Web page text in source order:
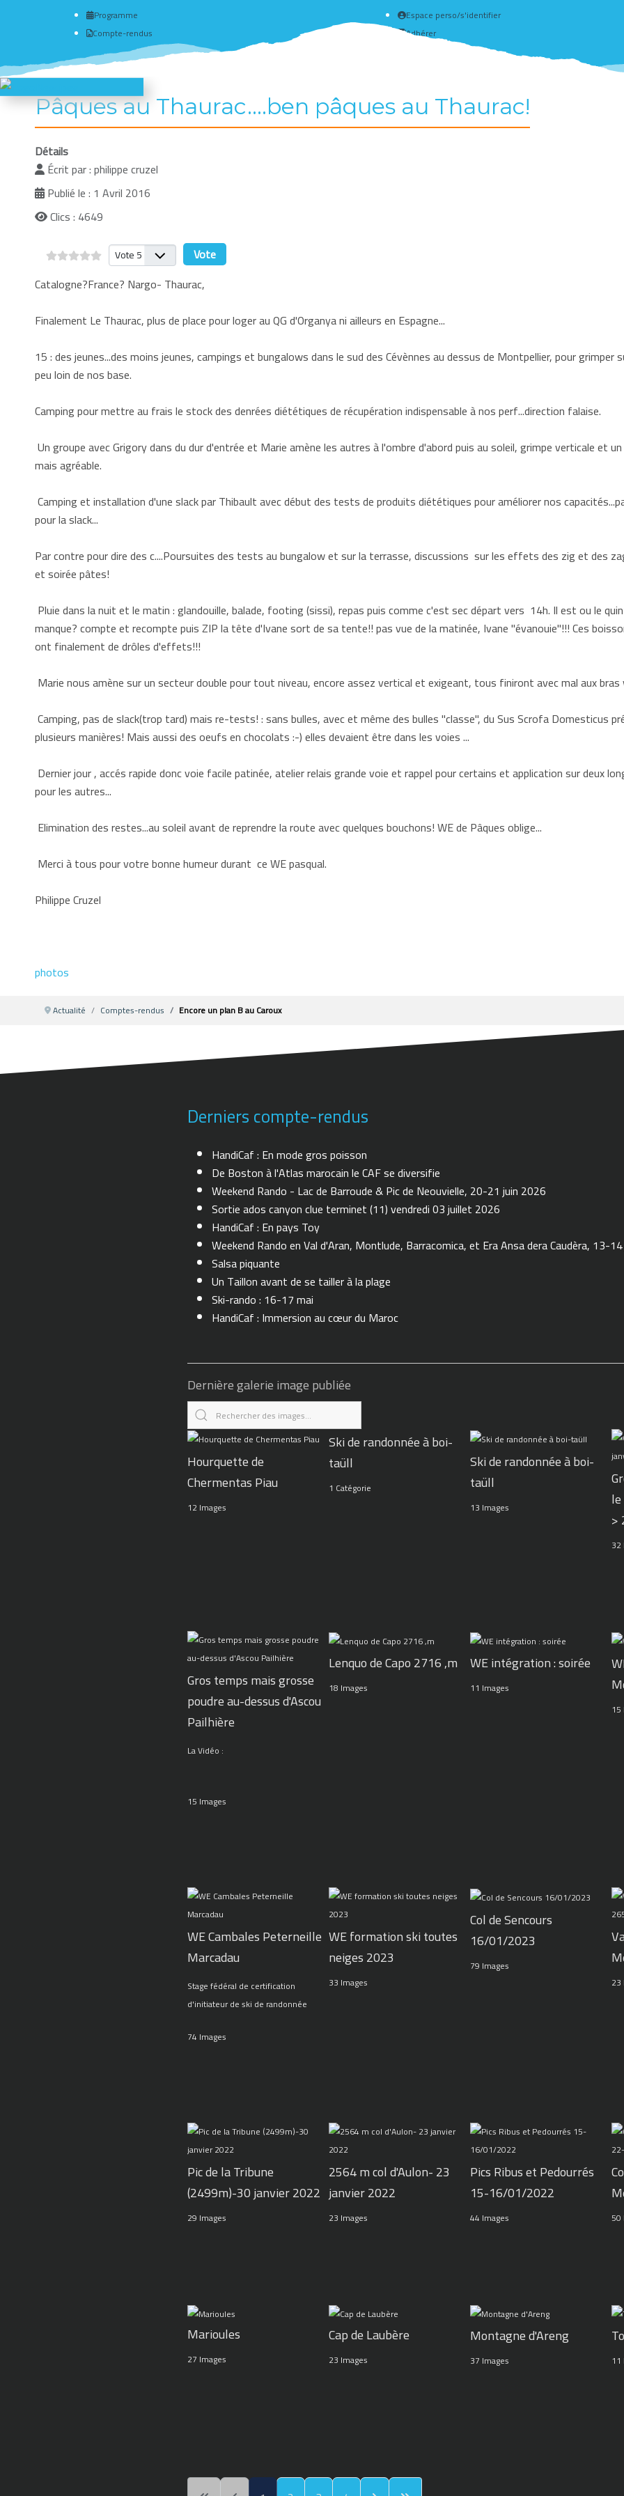
Programme
Compte-rendus
Espace perso/s'identifier
Adhérer
Créer un compte
Pâques au Thaurac....ben pâques au Thaurac!
Détails
Écrit par :philippe cruzel
Publié le : 1 Avril 2016
Clics : 4649
Veuillez voter
Catalogne?France? Nargo- Thaurac,
Finalement Le Thaurac, plus de place pour loger au QG d'Organya ni ailleurs en Espagne...
15 : des jeunes...des moins jeunes, campings et bungalows dans le sud des Cévènnes au dessus de Montpellier, pour grimper
peu loin de nos base.
Camping pour mettre au frais le stock des denrées diététiques de récupération indispensable à nos perf...direction falaise.
Un groupe avec Grigory dans du dur d'entrée et Marie amène les autres à l'ombre d'abord puis au soleil, grimpe verticale et
mais agréable.
Camping et installation d'une slack par Thibault avec début des tests de produits diététiques pour améliorer nos
pour la slack...
Par contre pour dire des c....Poursuites des tests au bungalow et sur la terrasse, discussions sur les effets des zig et des
et soirée pâtes!
Pluie dans la nuit et le matin : glandouille, balade, footing (sissi), repas puis comme c'est sec départ vers 14h. Il est ou le
manque? compte et recompte puis ZIP la tête d'Ivane sort de sa tente!! pas vue de la matinée, Ivane "évanouie"!!! Ces
ont finalement de drôles d'effets!!!
Marie nous amène sur un secteur double pour tout niveau, encore assez vertical et exigeant, tous finiront avec mal aux bras
Camping, pas de slack(trop tard) mais re-tests! : sans bulles, avec et même des bulles "classe", du Sus Scrofa Domesticus
plusieurs manières! Mais aussi des oeufs en chocolats :-) elles devaient être dans les voies ...
Dernier jour , accés rapide donc voie facile patinée, atelier relais grande voie et rappel pour certains et application sur deux
pour les autres...
Elimination des restes...au soleil avant de reprendre la route avec quelques bouchons! WE de Pâques oblige...
Merci à tous pour votre bonne humeur durant ce WE pasqual.
Philippe Cruzel
photos
Actualité Comptes-rendus Encore un plan B au Caroux
Derniers compte-rendus
HandiCaf : En mode gros poisson
De Boston à l'Atlas marocain le CAF se diversifie
Weekend Rando - Lac de Barroude & Pic de Neouvielle, 20-21 juin 2026
Sortie ados canyon clue terminet (11) vendredi 03 juillet 2026
HandiCaf : En pays Toy
Weekend Rando en Val d'Aran, Montlude, Barracomica, et Era Ansa dera Caudèra, 13-
Salsa piquante
Un Taillon avant de se tailler à la plage
Ski-rando : 16-17 mai
HandiCaf : Immersion au cœur du Maroc
Dernière galerie image publiée
Hourquette de
Chermentas Piau
12 Images
Ski de randonnée à boi-
taüll
1 Catégorie
Ski de randonnée à boi-
taüll
13 Images
>
32
Gros temps mais grosse
poudre au-dessus d'Ascou
Pailhière
La Vidéo :
15 Images
Lenquo de Capo 2716 ,m
18 Images
WE intégration : soirée
11 Images
15
WE Cambales Peterneille
Marcadau
Stage fédéral de certification
d'initiateur de ski de randonnée
74 Images
WE formation ski toutes
neiges 2023
33 Images
Col de Sencours
16/01/2023
79 Images
23
Pic de la Tribune
(2499m)-30 janvier 2022
29 Images
2564 m col d'Aulon- 23
janvier 2022
23 Images
Pics Ribus et Pedourrés
15-16/01/2022
44 Images 50
Marioules
27 Images
Cap de Laubère
23 Images
Montagne d'Areng
37 Images 11